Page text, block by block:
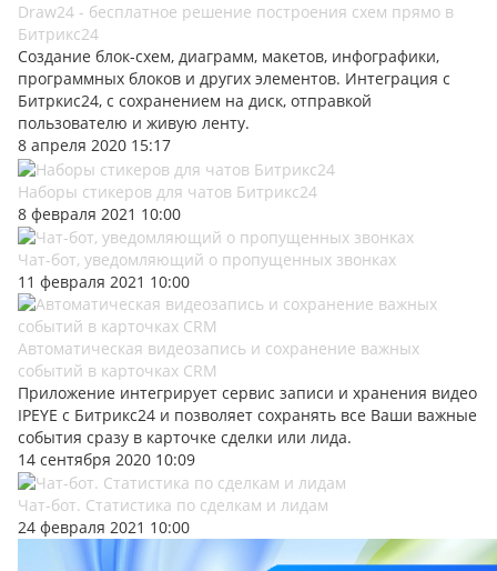
Draw24 - бесплатное решение построения схем прямо в
Битрикс24
Создание блок-схем, диаграмм, макетов, инфографики,
программных блоков и других элементов. Интеграция с
Битркис24, с сохранением на диск, отправкой
пользователю и живую ленту.
8 апреля 2020 15:17
Наборы стикеров для чатов Битрикс24
8 февраля 2021 10:00
Чат-бот, уведомляющий о пропущенных звонках
11 февраля 2021 10:00
Автоматическая видеозапись и сохранение важных
событий в карточках CRM
Приложение интегрирует сервис записи и хранения видео
IPEYE с Битрикс24 и позволяет сохранять все Ваши важные
события сразу в карточке сделки или лида.
14 сентября 2020 10:09
Чат-бот. Статистика по сделкам и лидам
24 февраля 2021 10:00